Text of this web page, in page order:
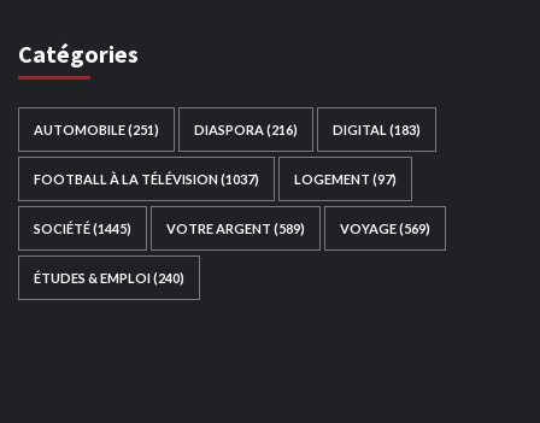
Catégories
AUTOMOBILE(251) DIASPORA (216) DIGITAL (183)
FOOTBALL À LA TÉLÉVISION(1037) LOGEMENT (97)
SOCIÉTÉ(1445) VOTRE ARGENT (589) VOYAGE(569)
ÉTUDES & EMPLOI(240)